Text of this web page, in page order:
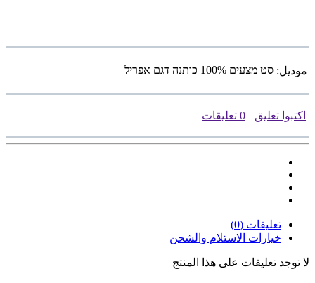
موديل: סט מצעים 100% כותנה דגם אפריל
اكتبوا تعليق | 0 تعليقات
تعليقات (0)
خيارات الاستلام والشحن
لا توجد تعليقات على هذا المنتج